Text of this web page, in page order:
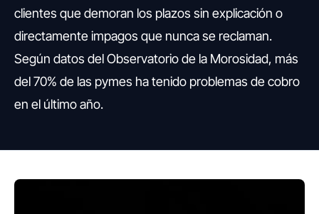
clientes que demoran los plazos sin explicación o
directamente impagos que nunca se reclaman.
Según datos del Observatorio de la Morosidad, más
del 70% de las pymes ha tenido problemas de cobro
en el último año.